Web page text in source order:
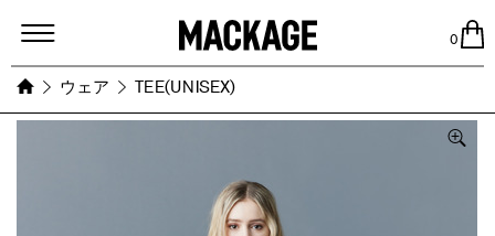
MACKAGE
0
ウェア TEE(UNISEX)